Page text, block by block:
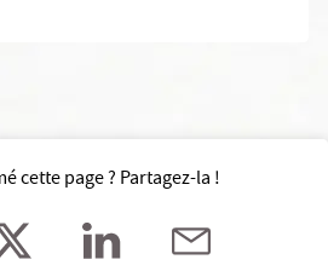
cette page ? Partagez-la !